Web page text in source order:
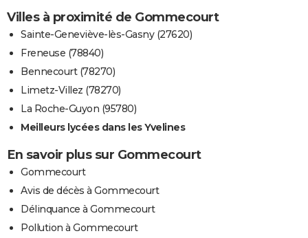
Villes à proximité de Gommecourt
Sainte-Geneviève-lès-Gasny (27620)
Freneuse (78840)
Bennecourt (78270)
Limetz-Villez (78270)
La Roche-Guyon (95780)
Meilleurs lycées dans les Yvelines
En savoir plus sur Gommecourt
Gommecourt
Avis de décès à Gommecourt
Délinquance à Gommecourt
Pollution à Gommecourt